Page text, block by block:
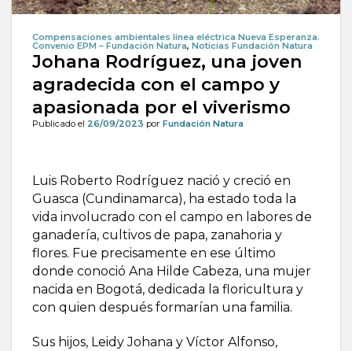
Compensaciones ambientales línea eléctrica Nueva Esperanza.
Convenio EPM – Fundación Natura, Noticias Fundación Natura
Johana Rodríguez, una joven
agradecida con el campo y
apasionada por el viverismo
Publicado el 26/09/2023 por Fundación Natura
Luis Roberto Rodríguez nació y creció en
Guasca (Cundinamarca), ha estado toda la
vida involucrado con el campo en labores de
ganadería, cultivos de papa, zanahoria y
flores. Fue precisamente en ese último
donde conoció Ana Hilde Cabeza, una mujer
nacida en Bogotá, dedicada la floricultura y
con quien después formarían una familia.
Sus hijos, Leidy Johana y Víctor Alfonso,